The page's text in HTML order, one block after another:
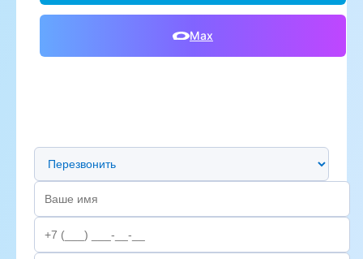
Max
Предпочтительный способ связи